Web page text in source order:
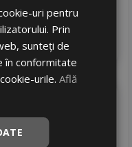
livrare 24/48 ore
Adauga in cos
uri pentru
Prin
sunteți de
în conformitate
urile.Află